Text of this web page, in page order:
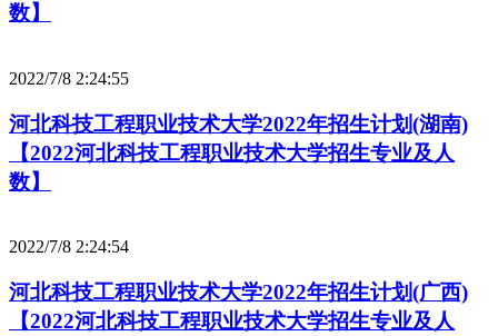
数】
2022/7/8 2:24:55
河北科技工程职业技术大学2022年招生计划(湖南)
【2022河北科技工程职业技术大学招生专业及人
数】
2022/7/8 2:24:54
河北科技工程职业技术大学2022年招生计划(广西)
【2022河北科技工程职业技术大学招生专业及人